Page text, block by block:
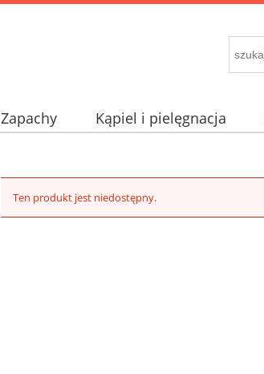
Zapachy Kąpiel i pielęgnacja
Ten produkt jest niedostępny.